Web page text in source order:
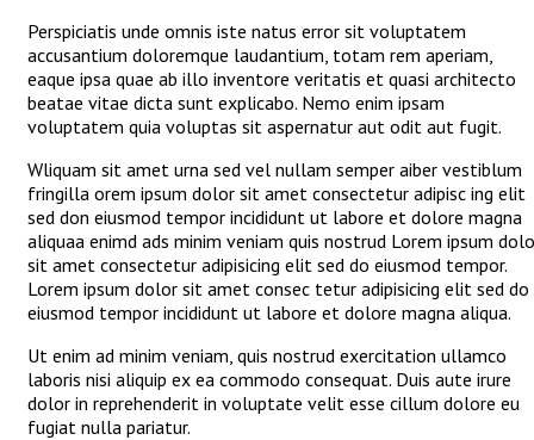
Perspiciatis unde omnis iste natus error sit voluptatem
accusantium doloremque laudantium, totam rem aperiam,
eaque ipsa quae ab illo inventore veritatis et quasi architecto
beatae vitae dicta sunt explicabo. Nemo enim ipsam
voluptatem quia voluptas sit aspernatur aut odit aut fugit.
Wliquam sit amet urna sed vel nullam semper aiber vestiblum
fringilla orem ipsum dolor sit amet consectetur adipisc ing elit
sed don eiusmod tempor incididunt ut labore et dolore magna
aliquaa enimd ads minim veniam quis nostrud Lorem ipsum
sit amet consectetur adipisicing elit sed do eiusmod tempor.
Lorem ipsum dolor sit amet consec tetur adipisicing elit sed do
eiusmod tempor incididunt ut labore et dolore magna aliqua.
Ut enim ad minim veniam, quis nostrud exercitation ullamco
laboris nisi aliquip ex ea commodo consequat. Duis aute irure
dolor in reprehenderit in voluptate velit esse cillum dolore eu
fugiat nulla pariatur.